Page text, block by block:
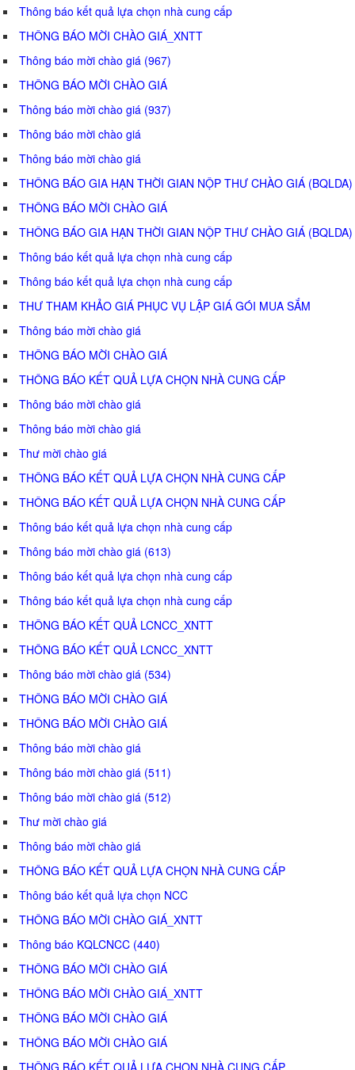
Thông báo kết quả lựa chọn nhà cung cấp
THÔNG BÁO MỜI CHÀO GIÁ_XNTT
Thông báo mời chào giá (967)
THÔNG BÁO MỜI CHÀO GIÁ
Thông báo mời chào giá (937)
Thông báo mời chào giá
Thông báo mời chào giá
THÔNG BÁO GIA HẠN THỜI GIAN NỘP THƯ CHÀO GIÁ (BQLDA)
THÔNG BÁO MỜI CHÀO GIÁ
THÔNG BÁO GIA HẠN THỜI GIAN NỘP THƯ CHÀO GIÁ (BQLDA)
Thông báo kết quả lựa chọn nhà cung cấp
Thông báo kết quả lựa chọn nhà cung cấp
THƯ THAM KHẢO GIÁ PHỤC VỤ LẬP GIÁ GÓI MUA SẮM
Thông báo mời chào giá
THÔNG BÁO MỜI CHÀO GIÁ
THÔNG BÁO KẾT QUẢ LỰA CHỌN NHÀ CUNG CẤP
Thông báo mời chào giá
Thông báo mời chào giá
Thư mời chào giá
THÔNG BÁO KẾT QUẢ LỰA CHỌN NHÀ CUNG CẤP
THÔNG BÁO KẾT QUẢ LỰA CHỌN NHÀ CUNG CẤP
Thông báo kết quả lựa chọn nhà cung cấp
Thông báo mời chào giá (613)
Thông báo kết quả lựa chọn nhà cung cấp
Thông báo kết quả lựa chọn nhà cung cấp
THÔNG BÁO KẾT QUẢ LCNCC_XNTT
THÔNG BÁO KẾT QUẢ LCNCC_XNTT
Thông báo mời chào giá (534)
THÔNG BÁO MỜI CHÀO GIÁ
THÔNG BÁO MỜI CHÀO GIÁ
Thông báo mời chào giá
Thông báo mời chào giá (511)
Thông báo mời chào giá (512)
Thư mời chào giá
Thông báo mời chào giá
THÔNG BÁO KẾT QUẢ LỰA CHỌN NHÀ CUNG CẤP
Thông báo kết quả lựa chọn NCC
THÔNG BÁO MỜI CHÀO GIÁ_XNTT
Thông báo KQLCNCC (440)
THÔNG BÁO MỜI CHÀO GIÁ
THÔNG BÁO MỜI CHÀO GIÁ_XNTT
THÔNG BÁO MỜI CHÀO GIÁ
THÔNG BÁO MỜI CHÀO GIÁ
THÔNG BÁO KẾT QUẢ LỰA CHỌN NHÀ CUNG CẤP